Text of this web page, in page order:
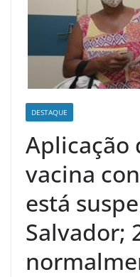
DESTAQUE
Aplicação
vacina
está
Salvador;